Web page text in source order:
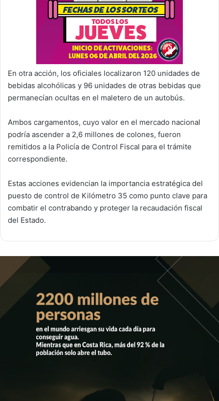
En otra acción, los oficiales localizaron 120 unidades de
bebidas alcohólicas y 96 unidades de otras bebidas que
permanecían ocultas en el maletero de un autobús.
Ambos cargamentos, cuyo valor en el mercado nacional
podría ascender a 2,6 millones de colones, fueron
remitidos a la Policía de Control Fiscal para el trámite
correspondiente.
Estas acciones evidencian la importancia estratégica del
puesto de control de Kilómetro 35 como punto clave para
combatir el contrabando y proteger la recaudación fiscal
del Estado.